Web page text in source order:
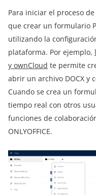
Para iniciar el proceso
que crear un formulario
utilizando la
plataforma. Por ejemplo,
y ownCloud te permite
abrir un archivo DOCX y
Cuando se crea un
tiempo real con otros
funciones de
ONLYOFFICE.